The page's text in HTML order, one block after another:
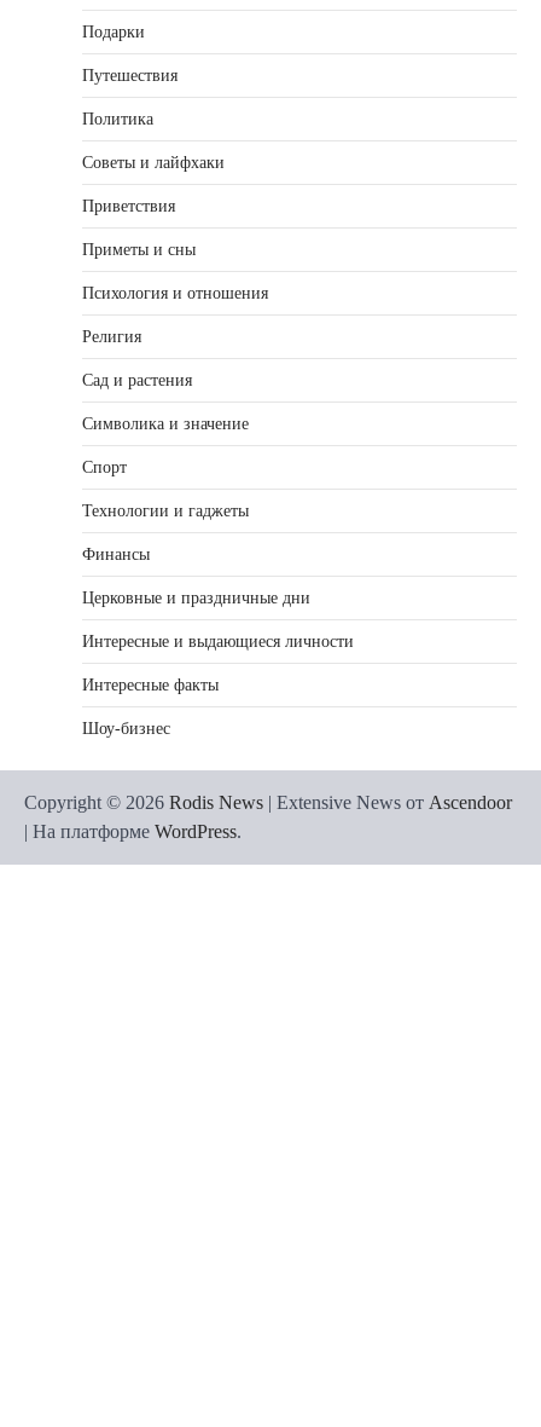
Подарки
Путешествия
Политика
Советы и лайфхаки
Приветствия
Приметы и сны
Психология и отношения
Религия
Сад и растения
Символика и значение
Спорт
Технологии и гаджеты
Финансы
Церковные и праздничные дни
Интересные и выдающиеся личности
Интересные факты
Шоу-бизнес
Copyright © 2026 Rodis News | Extensive News от Ascendoor
| На платформе WordPress.